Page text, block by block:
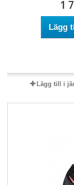
1
Lägg
Lägg till i